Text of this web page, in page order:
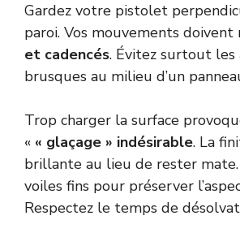
Gardez votre pistolet
paroi. Vos mouvements doivent
et cadencés. Évitez surtout les
brusques au milieu d’un
Trop charger la surface
« « glaçage » indésirable. La
brillante au lieu de rester
voiles fins pour préserver
Respectez le temps de